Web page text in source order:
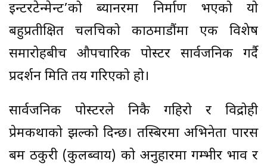
इन्टरटेन्मेन्ट’को ब्यानरमा निर्माण भएको यो
बहुप्रतीक्षित चलचित्रको काठमाडौंमा एक विशेष
समारोहबीच औपचारिक पोस्टर सार्वजनिक गर्दै
प्रदर्शन मिति तय गरिएको हो।
सार्वजनिक पोस्टरले निकै गहिरो र विद्रोही
प्रेमकथाको झल्को दिन्छ। तस्बिरमा अभिनेता पारस
बम ठकुरी (कुलब्वाय) को अनुहारमा गम्भीर भाव र